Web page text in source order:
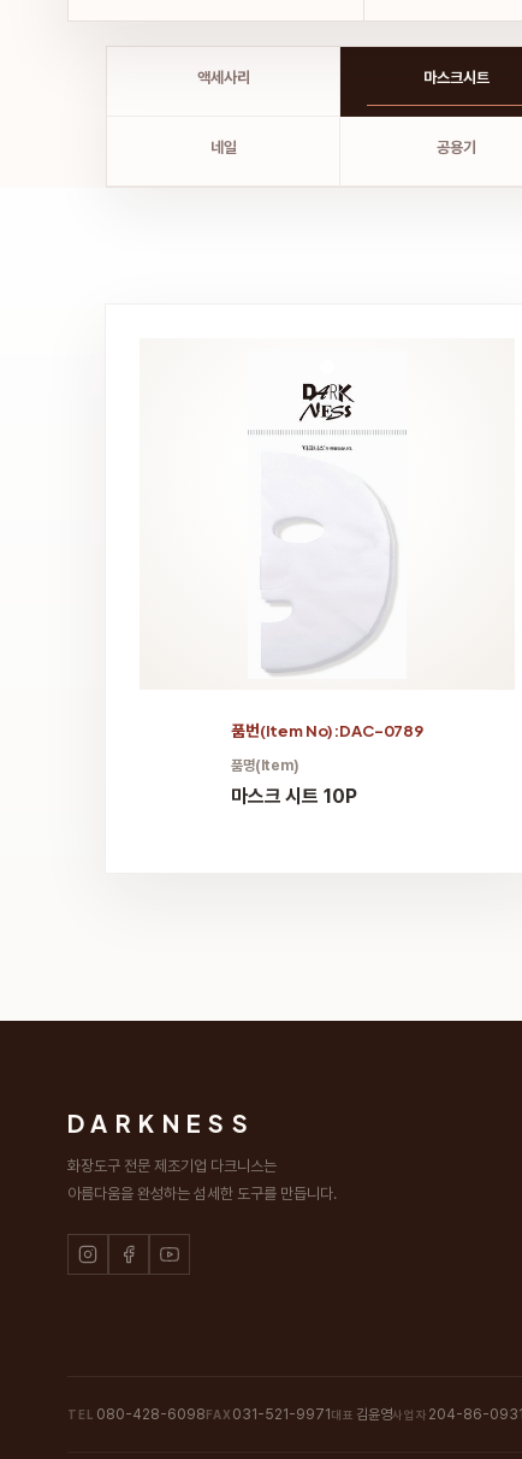
액세사리 마스크시트
네일 공용기
품번(Item No):DAC-0789
품명(Item)
마스크 시트 10P
DARKNESS
화장도구 전문 제조기업 다크니스는
아름다움을 완성하는 섬세한 도구를 만듭니다.
TEL 080-428-6098FAX 031-521-9971 대표 김윤영사업자 204-86-